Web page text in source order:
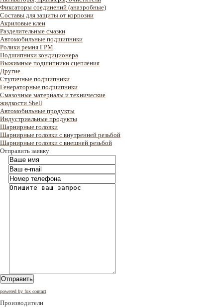
Фиксаторы соединений (анаэробные)
Составы для защиты от коррозии
Акриловые клеи
Разделительные смазки
Автомобильные подшипники
Ролики ремня ГРМ
Подшипники кондиционера
Выжимные подшипники сцепления
Другие
Ступичные подшипники
Генераторные подшипники
Смазочные материалы и технические
жидкости Shell
Автомобильные продукты
Индустриальные продукты
Шарнирные головки
Шарнирные головки с внутренней резьбой
Шарнирные головки с внешней резьбой
Отправить заявку
Отправить
powered by fox contact
Производители